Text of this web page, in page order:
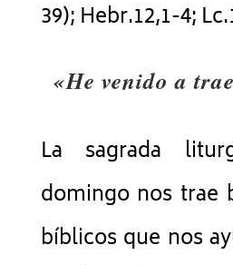
39); Hebr.12,1-4;
«He venido a
La sagrada
domingo nos trae
bíblicos que nos